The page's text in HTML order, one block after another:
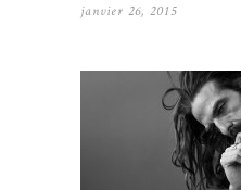
janvier 26, 2015